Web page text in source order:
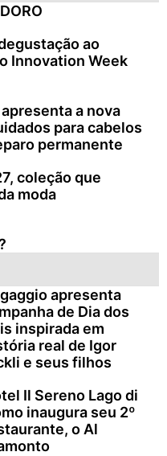
ao
Innovation Week
a nova
para cabelos
permanente
coleção que
moda
apresenta
de Dia dos
inspirada em
real de Igor
e seus filhos
Il Sereno Lago di
inaugura seu 2º
o Al